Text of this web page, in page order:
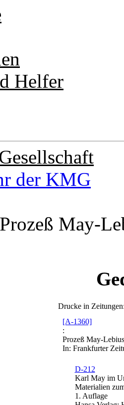
Helfer
der KMG
Prozeß May-
Drucke in
[A-1360]
:
Prozeß May-
In: Frankfurter
D-212
Karl May im
Materialien
1. Auflage